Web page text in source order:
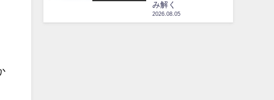
み解く
2026.08.05